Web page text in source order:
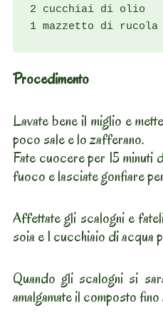
2 cucchiai di olio
1 mazzetto di rucola
Procedimento
Lavate bene il miglio e
poco sale e lo zafferano.
Fate cuocere per 15 minuti
fuoco e lasciate gonfiare
Affettate gli scalogni e
soia e 1 cucchiaio di acqua
Quando gli scalogni si
amalgamate il composto